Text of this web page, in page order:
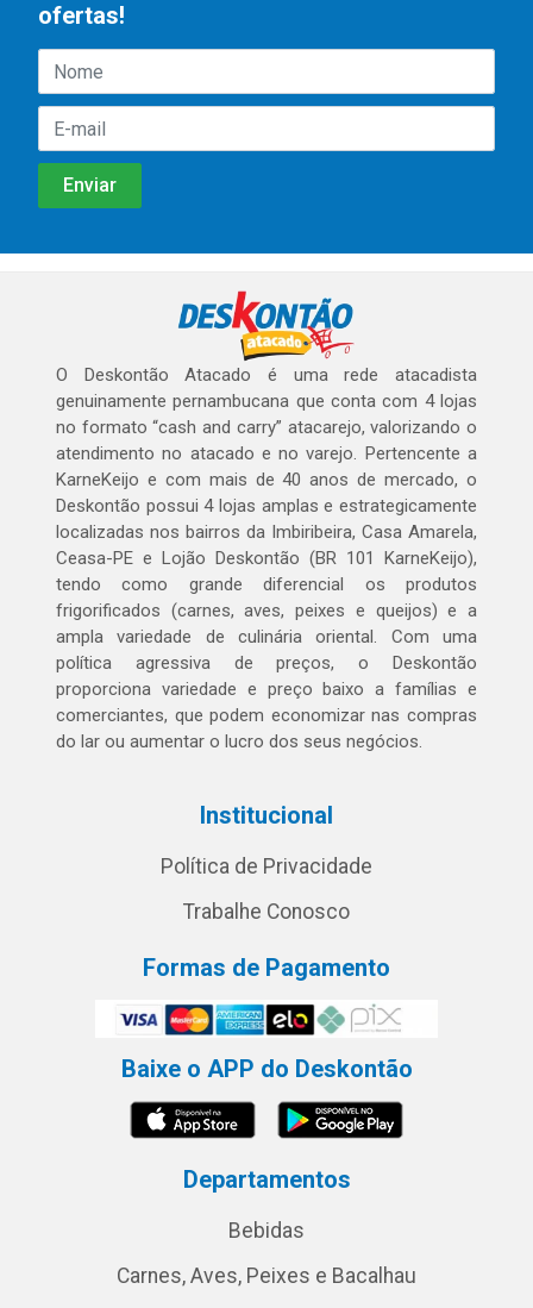
ofertas!
O Deskontão Atacado é uma rede atacadista
genuinamente pernambucana que conta com 4 lojas
no formato “cash and carry” atacarejo, valorizando o
atendimento no atacado e no varejo. Pertencente a
KarneKeijo e com mais de 40 anos de mercado, o
Deskontão possui 4 lojas amplas e estrategicamente
localizadas nos bairros da Imbiribeira, Casa Amarela,
Ceasa-PE e Lojão Deskontão (BR 101 KarneKeijo),
tendo como grande diferencial os produtos
frigorificados (carnes, aves, peixes e queijos) e a
ampla variedade de culinária oriental. Com uma
política agressiva de preços, o Deskontão
proporciona variedade e preço baixo a famílias e
comerciantes, que podem economizar nas compras
do lar ou aumentar o lucro dos seus negócios.
Institucional
Política de Privacidade
Trabalhe Conosco
Formas de Pagamento
Baixe o APP do Deskontão
Departamentos
Bebidas
Carnes, Aves, Peixes e Bacalhau